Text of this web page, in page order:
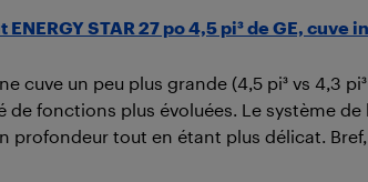
STAR 27 po 4,5 pi³ de GE, cuve
cuve un peu plus grande (4,5 pi³ vs 4,3
de fonctions plus évoluées. Le système de
profondeur tout en étant plus délicat.